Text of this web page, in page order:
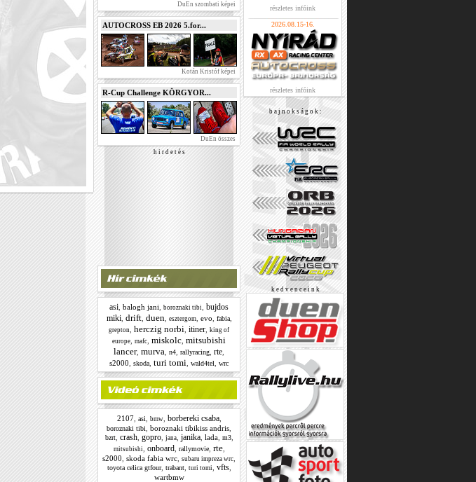
DuEn szombati képei
AUTOCROSS EB 2026 5.for...
Kotán Kristóf képei
R-Cup Challenge KÖRGYOR...
DuEn összes
h i r d e t é s
asi balogh jani boroznaki tibi bujdos
miki, drift, duen esztergom, evo fabia,
grepton herczig norbi itiner king of
europe mafc miskolc mitsubishi
lancer, murva n4 rallyracing rte
s2000
skoda turi tomi wald4tel wrc
2107, asi bmw, borbereki csaba,
boroznaki tibi boroznaki tibikiss andris
bzrt, crash, gopro, jana, janika, lada, m3,
mitsubishi onboard rallymovie, rte,
s2000 skoda fabia wrc subaru impreza wrc
toyota celica gtfour, trabant, turi tomi vfts,
wartbmw
részletes infóink
2026.08.15-16.
részletes infóink
b a j n o k s á g o k :
k e d v e n c e i n k